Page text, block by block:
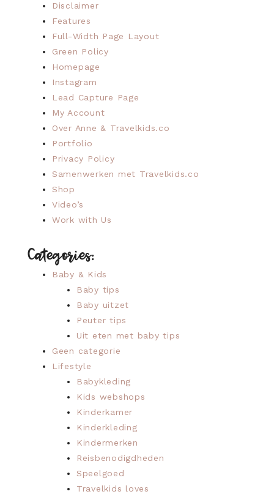
Disclaimer
Features
Full-Width Page Layout
Green Policy
Homepage
Instagram
Lead Capture Page
My Account
Over Anne & Travelkids.co
Portfolio
Privacy Policy
Samenwerken met Travelkids.co
Shop
Video’s
Work with Us
Categories:
Baby & Kids
Baby tips
Baby uitzet
Peuter tips
Uit eten met baby tips
Geen categorie
Lifestyle
Babykleding
Kids webshops
Kinderkamer
Kinderkleding
Kindermerken
Reisbenodigdheden
Speelgoed
Travelkids loves